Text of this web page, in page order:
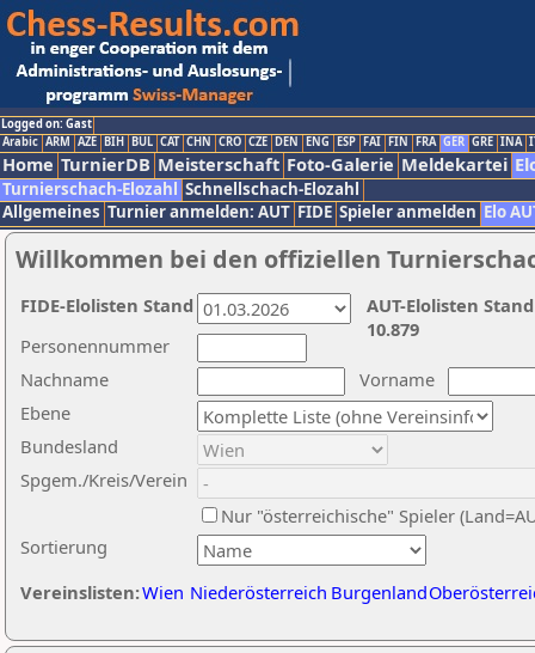
Logged on: Gast
Arabic ARM AZE BIH BUL CAT CHN CRO CZE DEN ENG ESP FAI FIN FRA GER GRE INA
Home TurnierDB Meisterschaft Foto-Galerie Meldekartei
Turnierschach-Elozahl Schnellschach-Elozahl
Allgemeines Turnier anmelden: AUT FIDE Spieler anmelden Elo
Willkommen bei den offiziellen
Nachname
Vorname
Ebene
Sortierung
Personennummer
Bundesland
Spgem./Kreis/Verein
Nur "österreichische" Spieler
Vereinslisten:Wien Niederösterreich Burgenland
AUT-Elolisten
10.879
FIDE-Elolisten Stand